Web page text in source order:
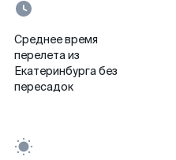
Среднее время
перелета из
Екатеринбурга без
пересадок